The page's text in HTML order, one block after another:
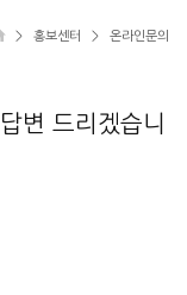
> 홍보센터 > 온라인문의
변 드리겠습니